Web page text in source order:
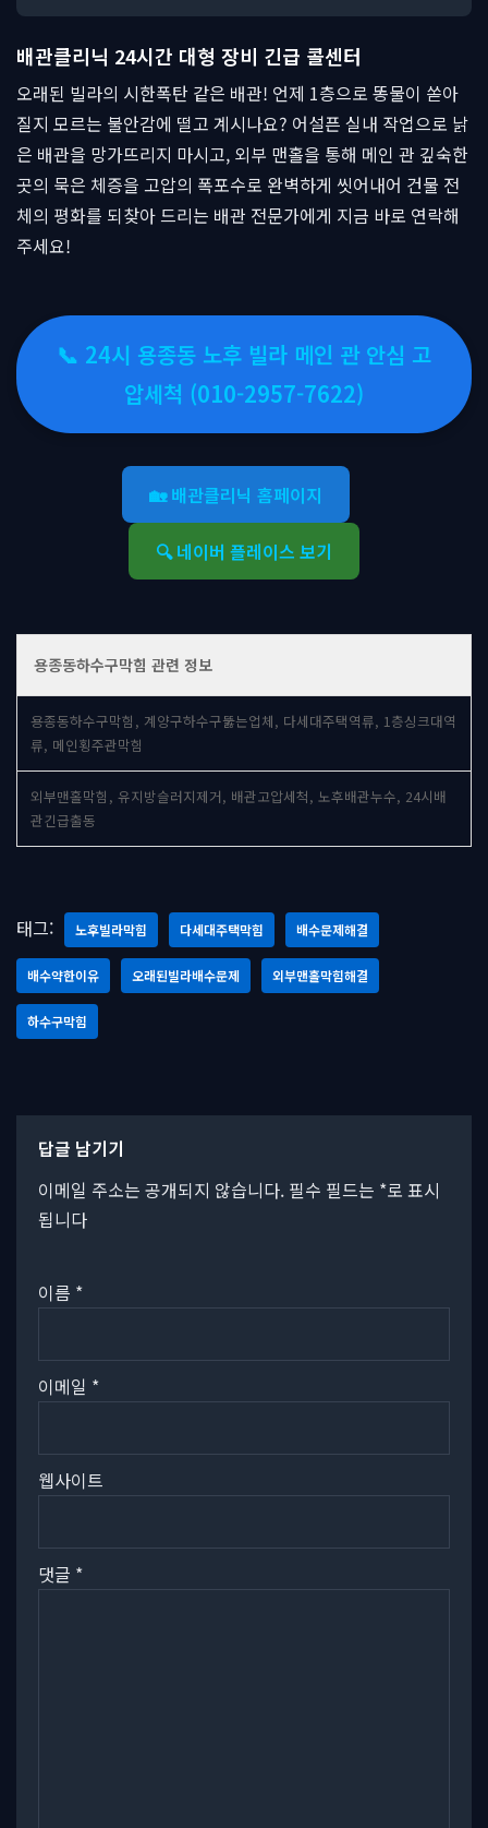
배관클리닉 24시간 대형 장비 긴급 콜센터
오래된 빌라의 시한폭탄 같은 배관! 언제 1층으로 똥물이 쏟아
질지 모르는 불안감에 떨고 계시나요? 어설픈 실내 작업으로 낡
은 배관을 망가뜨리지 마시고, 외부 맨홀을 통해 메인 관 깊숙한
곳의 묵은 체증을 고압의 폭포수로 완벽하게 씻어내어 건물 전
체의 평화를 되찾아 드리는 배관 전문가에게 지금 바로 연락해
주세요!
📞 24시 용종동 노후 빌라 메인 관 안심 고
압세척 (010-2957-7622)
🏡 배관클리닉 홈페이지
🔍 네이버 플레이스 보기
용종동하수구막힘 관련 정보
용종동하수구막힘, 계양구하수구뚫는업체, 다세대주택역류, 1층싱크대역
류, 메인횡주관막힘
외부맨홀막힘, 유지방슬러지제거, 배관고압세척, 노후배관누수, 24시배
관긴급출동
태그: 노후빌라막힘 다세대주택막힘 배수문제해결
배수약한이유 오래된빌라배수문제 외부맨홀막힘해결
하수구막힘
답글 남기기
이메일 주소는 공개되지 않습니다. 필수 필드는 *로 표시
됩니다
이름 *
이메일 *
웹사이트
댓글 *